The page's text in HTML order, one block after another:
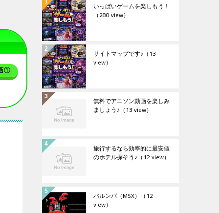
①
いっぱいゲームを楽しもう！
（280 view）
サイトマップです♪ （13
view）
無料でアニソン動画を楽しみ
ましょう♪ （13 view）
旅行するなら効率的に最安値
のホテル探そう♪ （12 view）
バルンバ（MSX） （12
view）